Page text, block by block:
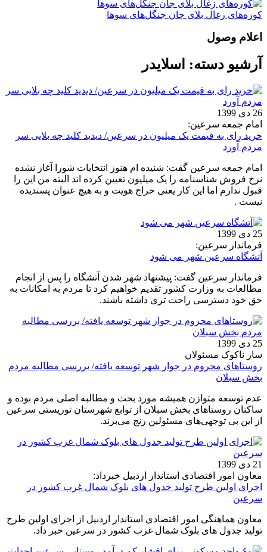
کوره‌های زغال بلای جان جنگل‌های سوها
اعلام وصول
آرشیو دسته: اسلایدر
26 دی 1399
امام جمعه سرعین:
خرید رای به قیمت یک میلیون در سرعین/ دیدید کلید چه بلایی سر
مردم آورد
امام جمعه سرعین گفت: شنیده ام هنوز انتخابات شورا آغاز نشده
نرخ فروش شناسنامه را یک میلیون تعیین کرده اند البته من این را
قبول ندارم اما این کار یعنی حراج هویت و به هیچ عنوان پسندیده
نیست .
25 دی 1399
فرماندار سرعین:
آتشگاه سرعین شهر می شود
فرماندار سرعین گفت: پیشنهاد شهر شدن آتشگاه را پس از انجام
مطالعات به وزارت کشور تقدیم خواهیم کرد تا مردم به امکانات به
حق خود دسترسی راحت تری داشته باشند.
25 دی 1399
ساز ناکوک مسئولان
روستاهای محروم در جوار شهر توسعه یافته/ بررسی مطالبه مردم
بخش سبلان
عدم توسعه متوازن همیشه مورد بحث و مطالبه اصلی مردم بوده و
ساکنان روستاهای بخش سبلان از توابع شهرستان توریستی سرعین
از این بی توجهی‌های مسئولین رنج می‌برند.
21 دی 1399
معاون امور اقتصادی استاندار اردبیل خبرداد:
اجرای اولین طرح تولید جدول های بلوک شمال غرب کشور در
سرعین
معاون هماهنگی امور اقتصادی استاندار اردبیل از اجرای اولین طرح
تولید جدول های بلوک شمال غرب کشور در سرعین خبر داد.